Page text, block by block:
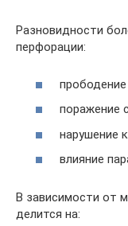
Разновидности
перфорации:
поражение
нарушение
влияние
В зависимости от
делится на: